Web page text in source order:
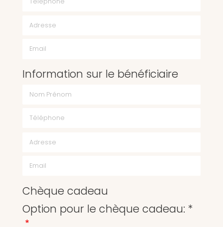
Information sur le bénéficiaire
Chèque cadeau
Option pour le chèque cadeau: *